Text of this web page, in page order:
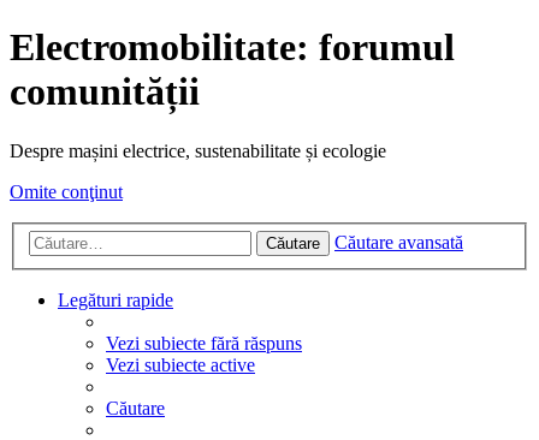
Electromobilitate: forumul
comunității
Despre mașini electrice, sustenabilitate și ecologie
Omite conţinut
Căutare Căutare avansată
Legături rapide
Vezi subiecte fără răspuns
Vezi subiecte active
Căutare